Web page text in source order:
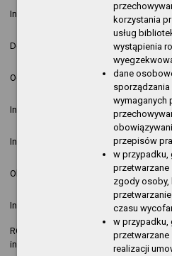
Informacja o działalności
2025-04-02
07:43:43
Dostępność
2025-03-21
12:07:27
Ogłoszenia
2024-11-13
13:43:09
Informacja o działalności
2024-04-10
14:29:36
Informacja o działalności
2023-04-04
13:05:36
Obsługa techniczna
2022-11-23
13:34:02
Informacja o działalności
2022-06-01
08:21:22
RODO - klauzula
informacyjna
2021-07-09
14:38:16
korzystania
usług
wystąpienia
dane
wymaganych
przepisów
w przypadku,
zgody osoby,
czasu
w przypadku,
przetwarzane
realizacji